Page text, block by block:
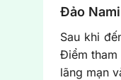
Đảo Nami
Sau khi
Điểm tham
lãng mạn